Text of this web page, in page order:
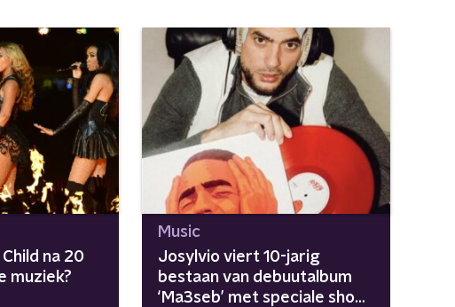
na 20
muziek?
Music
Josylvio viert 10-jarig
bestaan van debuutalbum
‘Ma3seb’ met speciale show: